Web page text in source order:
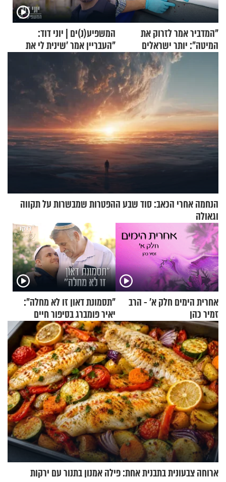
"המדביר אמר לזרוק את
המיטה": יותר ישראלים
מדווחים על מכת פשפשי
המשפיע(נ)ים | יוני דוד:
"העבריין אמר 'שינית לי את
החיים מהקצה אל הקצה'"
הנחמה אחרי הכאב: סוד שבע ההפטרות שמבשרות על תקווה
וגאולה
אחרית הימים חלק א’ - הרב
זמיר כהן
"תסמונת דאון זו לא מחלה":
יאיר פומברג בסיפור חיים
מעורר השראה
ארוחה צבעונית בתבנית אחת: פילה אמנון בתנור עם ירקות